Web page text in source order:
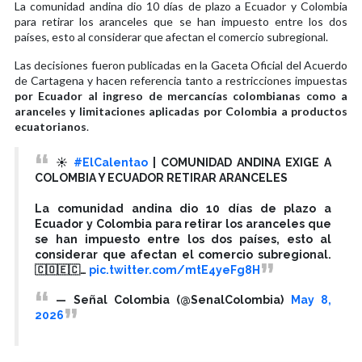
La comunidad andina dio 10 días de plazo a Ecuador y Colombia
para retirar los aranceles que se han impuesto entre los dos
países, esto al considerar que afectan el comercio subregional.
Las decisiones fueron publicadas en la Gaceta Oficial del Acuerdo
de Cartagena y hacen referencia tanto a restricciones impuestas
por Ecuador al ingreso de mercancías colombianas como a
aranceles y limitaciones aplicadas por Colombia a productos
ecuatorianos.
☀️ #ElCalentao| COMUNIDAD ANDINA EXIGE A
COLOMBIA Y ECUADOR RETIRAR ARANCELES
La comunidad andina dio 10 días de plazo a
Ecuador y Colombia para retirar los aranceles que
se han impuesto entre los dos países, esto al
considerar que afectan el comercio subregional.
🇨🇴🇪🇨… pic.twitter.com/mtE4yeFg8H
— Señal Colombia (@SenalColombia)
May 8,
2026